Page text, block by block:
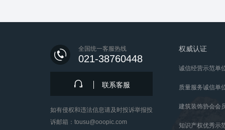
全国统一客服热线
021-38760448
联系客服
如有侵权和违法信息请及时投诉举报投
诉邮箱：tousu@ooopic.com
权威认证
诚信经营示范单
质量服务诚信单
建筑装饰协会会
知识产权优秀示